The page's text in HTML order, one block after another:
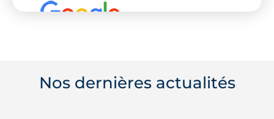
Nos dernières actualités